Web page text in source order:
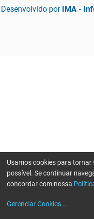
Desenvolvido por IMA -
Usamos cookies para tornar
possível. Se continuar
concordar com nossa
Gerenciar Cookies...
Erro ao enviar